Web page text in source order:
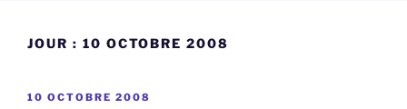
JOUR : 10 OCTOBRE 2008
PUBLIÉ
10 OCTOBRE 2008